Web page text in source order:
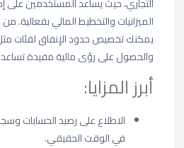
الميزانيات والتخطيط المالي بفعالية. من
يمكنك تخصيص حدود الإنفاق لفئات
والحصول على رؤى مالية مفيدة
أبرز المزايا:
الاطلاع على رصيد الحسابات
في الوقت الحقيقي.